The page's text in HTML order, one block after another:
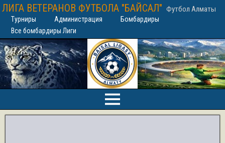
ЛИГА ВЕТЕРАНОВ ФУТБОЛА "БАЙСАЛ" Футбол Алматы
Турниры Администрация
Бомбардиры
Все бомбардиры Лиги